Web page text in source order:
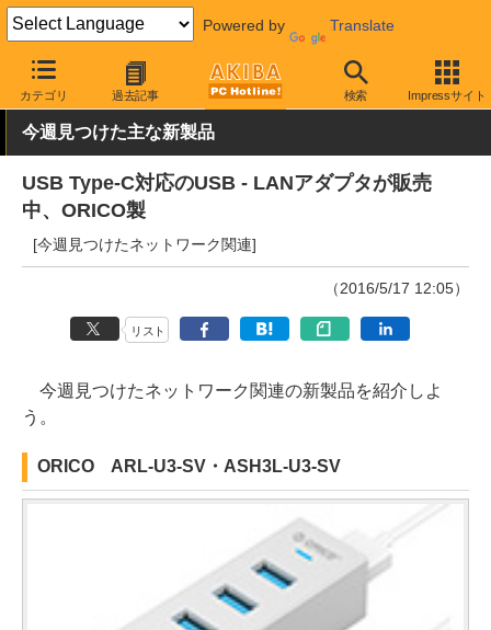
Powered by Translate
カテゴリ 過去記事 検索 Impressサイト
AKIBA PC Hotline! PC周辺機器 有線LAN その他
今週見つけた主な新製品
USB Type-C対応のUSB - LANアダプタが販売
中、ORICO製
[今週見つけたネットワーク関連]
（2016/5/17 12:05）
リスト
今週見つけたネットワーク関連の新製品を紹介しよ
う。
ORICO ARL-U3-SV・ASH3L-U3-SV